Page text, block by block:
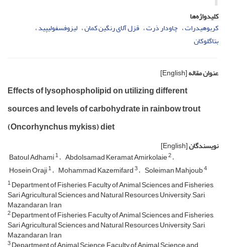
کلیدواژه‌ها
کربوهیدرات چاودار ذرت قزل آلای رنگین کمان لیزوفسفولیپید
بتاگلوکان
عنوان مقاله[English]
Effects of lysophospholipid on utilizing different
sources and levels of carbohydrate in rainbow trout
(Oncorhynchus mykiss) diet
نویسندگان[English]
Batoul Adhami1 Abdolsamad Keramat Amirkolaie2
Hosein Oraji1 Mohammad Kazemifard3 Soleiman Mahjoub4
1Department of Fisheries, Faculty of Animal Sciences and Fisheries,
Sari Agricultural Sciences and Natural Resources University, Sari,
Mazandaran, Iran
2Department of Fisheries, Faculty of Animal Sciences and Fisheries,
Sari Agricultural Sciences and Natural Resources University, Sari,
Mazandaran, Iran
3